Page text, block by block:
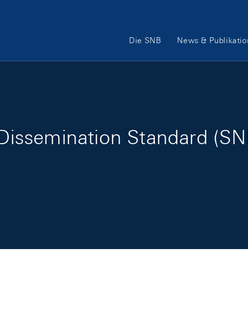
Hauptnavigation
Die SNB News &
Standard